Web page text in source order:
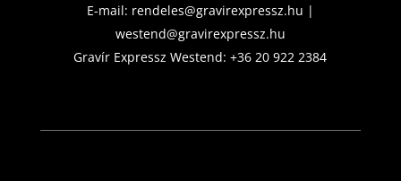
E-mail: rendeles@gravirexpressz.hu |
westend@gravirexpressz.hu
Gravír Expressz Westend:+36 20 922 2384